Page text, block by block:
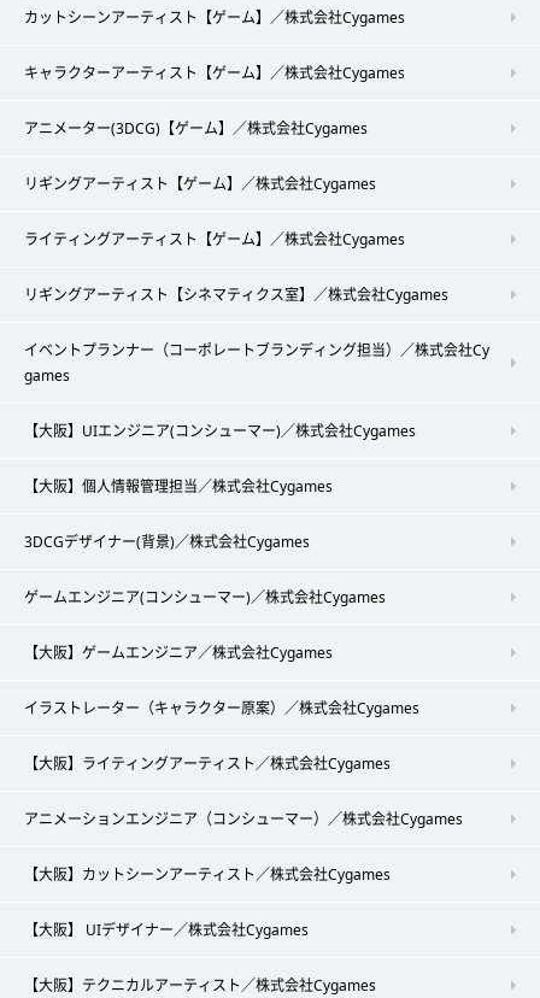
カットシーンアーティスト【ゲーム】／株式会社Cygames
キャラクターアーティスト【ゲーム】／株式会社Cygames
アニメーター(3DCG)【ゲーム】／株式会社Cygames
リギングアーティスト【ゲーム】／株式会社Cygames
ライティングアーティスト【ゲーム】／株式会社Cygames
リギングアーティスト【シネマティクス室】／株式会社Cygames
イベントプランナー（コーポレートブランディング担当）／株式会社Cy
games
【大阪】UIエンジニア(コンシューマー)／株式会社Cygames
【大阪】個人情報管理担当／株式会社Cygames
3DCGデザイナー(背景)／株式会社Cygames
ゲームエンジニア(コンシューマー)／株式会社Cygames
【大阪】ゲームエンジニア／株式会社Cygames
イラストレーター（キャラクター原案）／株式会社Cygames
【大阪】ライティングアーティスト／株式会社Cygames
アニメーションエンジニア（コンシューマー）／株式会社Cygames
【大阪】カットシーンアーティスト／株式会社Cygames
【大阪】 UIデザイナー／株式会社Cygames
【大阪】テクニカルアーティスト／株式会社Cygames